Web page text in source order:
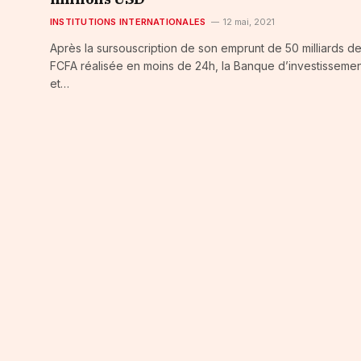
INSTITUTIONS INTERNATIONALES 12 mai, 2021
Après la sursouscription de son emprunt de 50 milliards de
FCFA réalisée en moins de 24h, la Banque
et…